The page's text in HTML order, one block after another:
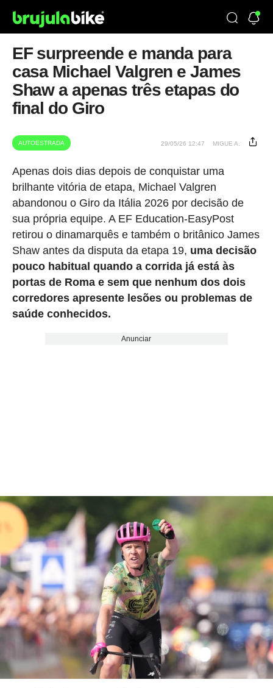
EF surpreende e manda para
casa Michael Valgren e James
Shaw a apenas três etapas do
final do Giro
AUTOESTRADA 29/05/26 12:47 MIGUE A.
Apenas dois dias depois de conquistar uma
brilhante vitória de etapa, Michael Valgren
abandonou o Giro da Itália 2026 por decisão de
sua própria equipe. A EF Education-EasyPost
retirou o dinamarquês e também o britânico James
Shaw antes da disputa da etapa 19, uma decisão
pouco habitual quando a corrida já está às
portas de Roma e sem que nenhum dos dois
corredores apresente lesões ou problemas de
saúde conhecidos.
Anunciar